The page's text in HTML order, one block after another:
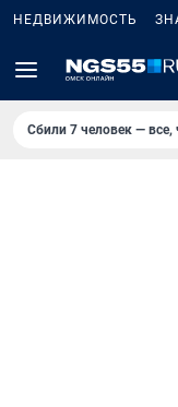
НЕДВИЖИМОСТЬ
Сбили 7 человек — все,